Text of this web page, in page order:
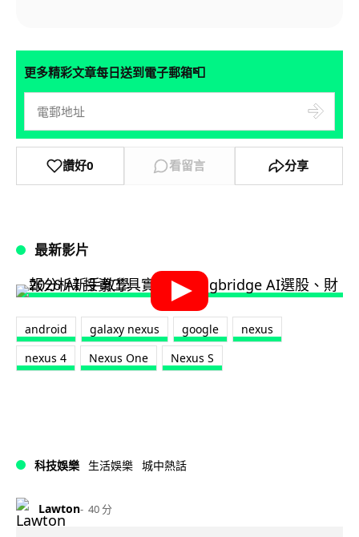
更多精彩文章每日送到電子郵箱📮
讚好0 看留言 分享
最新影片
android galaxy nexus google
nexus
nexus 4
Nexus One Nexus S
科技娛樂 生活娛樂 城中熱話
Lawton 40 分